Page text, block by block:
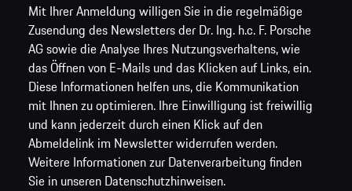
Mit Ihrer Anmeldung willigen Sie in die regelmäßige
Zusendung des Newsletters der Dr. Ing. h.c. F. Porsche
AG sowie die Analyse Ihres Nutzungsverhaltens, wie
das Öffnen von E-Mails und das Klicken auf Links, ein.
Diese Informationen helfen uns, die Kommunikation
mit Ihnen zu optimieren. Ihre Einwilligung ist freiwillig
und kann jederzeit durch einen Klick auf den
Abmeldelink im Newsletter widerrufen werden.
Weitere Informationen zur Datenverarbeitung finden
Sie in unseren Datenschutzhinweisen.